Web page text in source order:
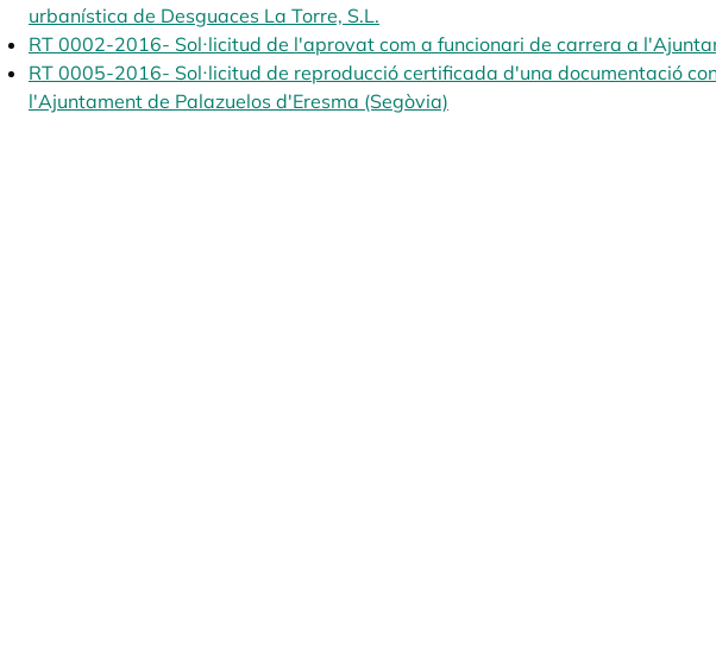
urbanística de Desguaces La Torre, S.L.
RT 0002-2016- Sol·licitud de l'aprovat com a funcionari de carrera a
RT 0005-2016- Sol·licitud de reproducció certificada d'una documentació
l'Ajuntament de Palazuelos d'Eresma (Segòvia)